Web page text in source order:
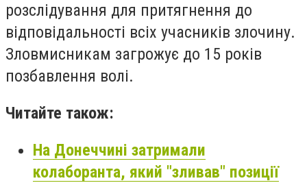
розслідування для притягнення до
відповідальності всіх учасників злочину.
Зловмисникам загрожує до 15 років
позбавлення волі.
Читайте також:
На Донеччині затримали
колаборанта, який "зливав" позиції